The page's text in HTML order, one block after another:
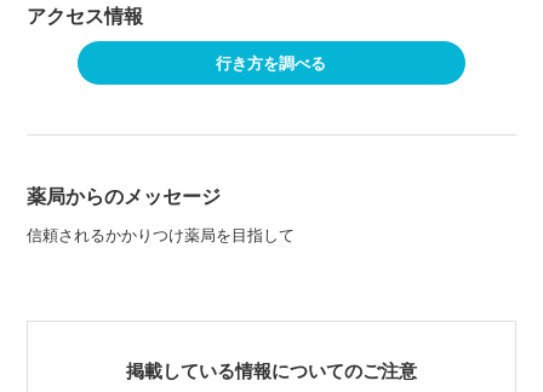
アクセス情報
行き方を調べる
薬局からのメッセージ
信頼されるかかりつけ薬局を目指して
掲載している情報についてのご注意